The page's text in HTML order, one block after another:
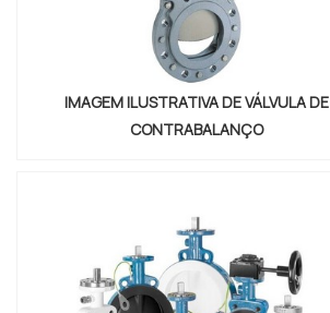
IMAGEM ILUSTRATIVA DE VÁLVULA DE
CONTRABALANÇO